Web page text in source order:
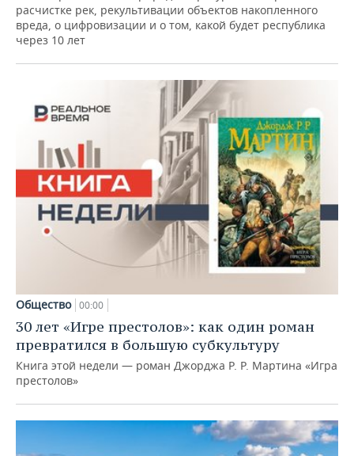
расчистке рек, рекультивации объектов накопленного
вреда, о цифровизации и о том, какой будет республика
через 10 лет
Общество 00:00
30 лет «Игре престолов»: как один роман
превратился в большую субкультуру
Книга этой недели — роман Джорджа Р. Р. Мартина «Игра
престолов»